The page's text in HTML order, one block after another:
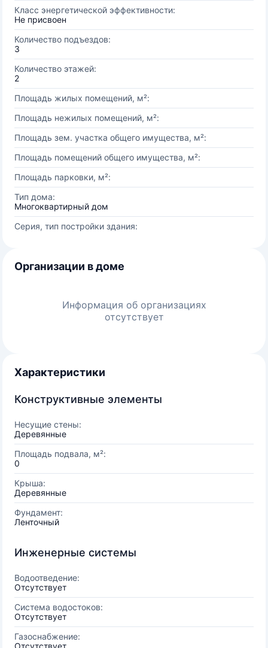
Класс энергетической эффективности:
Не присвоен
Количество подъездов:
3
Количество этажей:
2
Площадь жилых помещений, м²:
Площадь нежилых помещений, м²:
Площадь зем. участка общего имущества, м²:
Площадь помещений общего имущества, м²:
Площадь парковки, м²:
Тип дома:
Многоквартирный дом
Серия, тип постройки здания:
Организации в доме
Информация об организациях
отсутствует
Характеристики
Конструктивные элементы
Несущие стены:
Деревянные
Площадь подвала, м²:
0
Крыша:
Деревянные
Фундамент:
Ленточный
Инженерные системы
Водоотведение:
Отсутствует
Система водостоков:
Отсутствует
Газоснабжение:
Отсутствует